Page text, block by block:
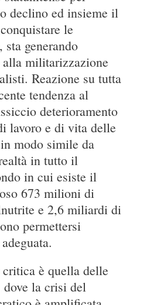
declino ed insieme il
le
generando
alla militarizzazione
Reazione su tutta
tendenza al
deterioramento
lavoro e di vita delle
modo simile da
in tutto il
in cui esiste il
673 milioni di
e 2,6 miliardi di
permettersi
è quella delle
dove la crisi del